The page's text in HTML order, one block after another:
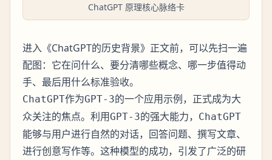
ChatGPT 原理核心脉络卡
进入《ChatGPT的历史背景》正文前，可以先扫一遍
配图：它在问什么、要分清哪些概念、哪一步值得动
手、最后用什么标准验收。
ChatGPT作为GPT-3的一个应用示例，正式成为大
众关注的焦点。利用GPT-3的强大能力， ChatGPT
能够与用户进行自然的对话，回答问题、撰写文章、
进行创意写作等。这种模型的成功，引发了广泛的研